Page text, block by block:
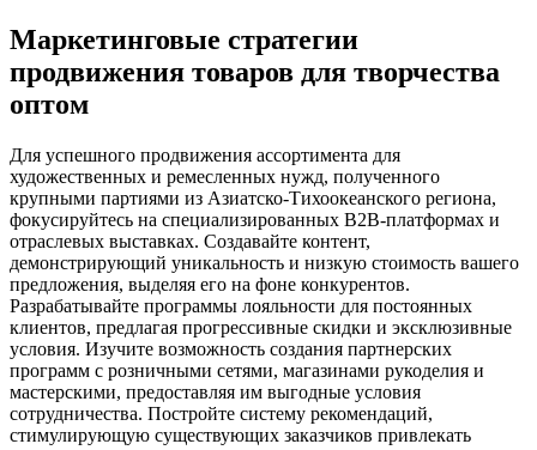
Маркетинговые стратегии
продвижения товаров для творчества
оптом
Для успешного продвижения ассортимента для
художественных и ремесленных нужд, полученного
крупными партиями из Азиатско-Тихоокеанского региона,
фокусируйтесь на специализированных B2B-платформах и
отраслевых выставках. Создавайте контент,
демонстрирующий уникальность и низкую стоимость вашего
предложения, выделяя его на фоне конкурентов.
Разрабатывайте программы лояльности для постоянных
клиентов, предлагая прогрессивные скидки и эксклюзивные
условия. Изучите возможность создания партнерских
программ с розничными сетями, магазинами рукоделия и
мастерскими, предоставляя им выгодные условия
сотрудничества. Постройте систему рекомендаций,
стимулирующую существующих заказчиков привлекать